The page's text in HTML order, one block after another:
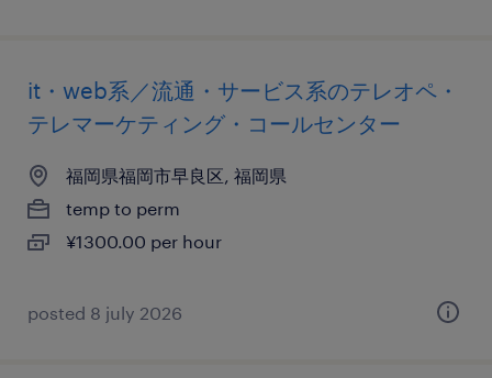
it・web系／流通・サービス系のテレオペ・
テレマーケティング・コールセンター
福岡県福岡市早良区, 福岡県
temp to perm
¥1300.00 per hour
posted 8 july 2026